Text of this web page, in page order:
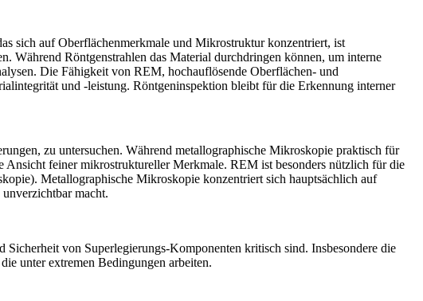
sich auf Oberflächenmerkmale und Mikrostruktur konzentriert, ist
Während Röntgenstrahlen das Material durchdringen können, um interne
Die Fähigkeit von REM, hochauflösende Oberflächen- und
und -leistung. Röntgeninspektion bleibt für die Erkennung interner
zu untersuchen. Während metallographische Mikroskopie praktisch für
Ansicht feiner mikrostruktureller Merkmale. REM ist besonders nützlich für die
Metallographische Mikroskopie konzentriert sich hauptsächlich auf
macht.
von Superlegierungs-Komponenten kritisch sind. Insbesondere die
unter extremen Bedingungen arbeiten.